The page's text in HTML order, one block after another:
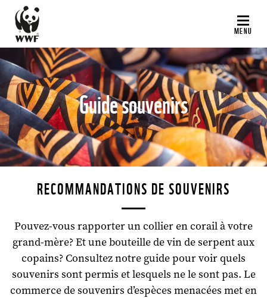
contenu
principal
MENU
Guide souvenirs
RECOMMANDATIONS DE SOUVENIRS
Pouvez-vous rapporter un collier en corail à votre
grand-mère? Et une bouteille de vin de serpent aux
copains? Consultez notre guide pour voir quels
souvenirs sont permis et lesquels ne le sont pas. Le
commerce de souvenirs d’espèces menacées met en